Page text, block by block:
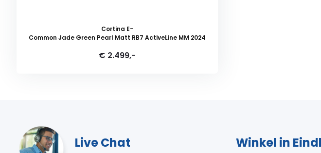
Cortina E-
Common Jade Green Pearl Matt RB7 ActiveLine MM 2024
€ 2.499,-
Live Chat Winkel in